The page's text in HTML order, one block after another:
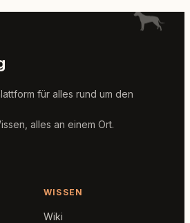
für alles rund um den
alles an einem Ort.
WISSEN
Wiki